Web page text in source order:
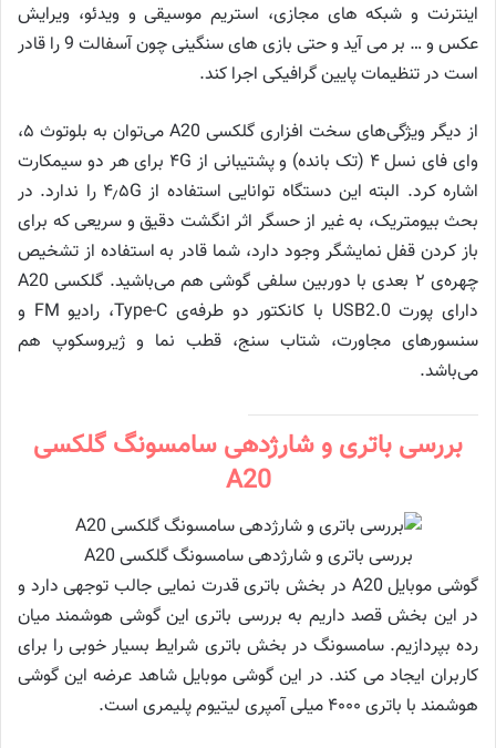
اینترنت و شبکه های مجازی، استریم موسیقی و ویدئو، ویرایش
عکس و … بر می آید و حتی بازی های سنگینی چون آسفالت 9 را قادر
است در تنظیمات پایین گرافیکی اجرا کند.
از دیگر ویژگی‌های سخت افزاری گلکسی A20 می‌توان به بلوتوث ۵،
وای فای نسل ۴ (تک بانده) و پشتیبانی از ۴G برای هر دو سیمکارت
اشاره کرد. البته این دستگاه توانایی استفاده از ۴٫۵G را ندارد. در
بحث بیومتریک، به غیر از حسگر اثر انگشت دقیق و سریعی که برای
باز کردن قفل نمایشگر وجود دارد، شما قادر به استفاده از تشخیص
چهره‌ی ۲ بعدی با دوربین سلفی گوشی هم می‌باشید. گلکسی A20
دارای پورت USB2.0 با کانکتور دو طرفه‌ی Type-C، رادیو FM و
سنسورهای مجاورت، شتاب سنج، قطب نما و ژیروسکوپ هم
می‌باشد.
بررسی باتری و شارژدهی سامسونگ گلکسی
A20
بررسی باتری و شارژدهی سامسونگ گلکسی A20
گوشی موبایل A20 در بخش باتری قدرت نمایی جالب توجهی دارد و
در این بخش قصد داریم به بررسی باتری این گوشی هوشمند میان
رده بپردازیم. سامسونگ در بخش باتری شرایط بسیار خوبی را برای
کاربران ایجاد می کند. در این گوشی موبایل شاهد عرضه این گوشی
هوشمند با باتری ۴۰۰۰ میلی آمپری لیتیوم پلیمری است.